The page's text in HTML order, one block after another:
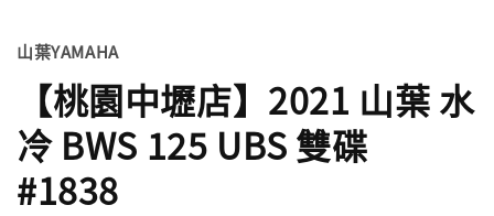
山葉YAMAHA
【桃園中壢店】2021 山葉 水
冷 BWS 125 UBS 雙碟
#1838